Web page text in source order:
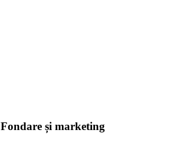
Fondare și marketing